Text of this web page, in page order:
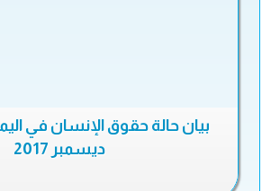
بيان حالة حقوق الإنسان في
ديسمبر 2017